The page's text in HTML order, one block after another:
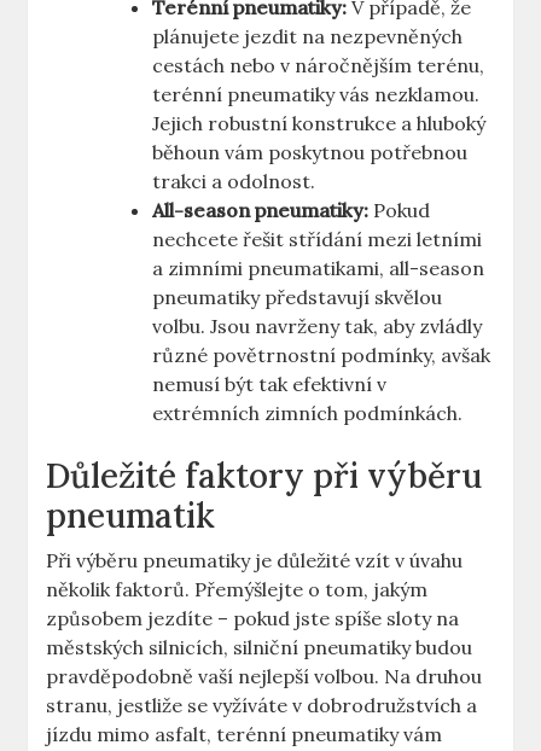
Terénní pneumatiky: V případě, že
plánujete jezdit na nezpevněných
cestách nebo v náročnějším terénu,
terénní pneumatiky vás nezklamou.
Jejich robustní konstrukce a hluboký
běhoun vám poskytnou potřebnou
trakci a odolnost.
All-season pneumatiky: Pokud
nechcete řešit střídání mezi letními
a zimními pneumatikami, all-season
pneumatiky představují skvělou
volbu. Jsou navrženy tak, aby zvládly
různé povětrnostní podmínky, avšak
nemusí být tak efektivní v
extrémních zimních podmínkách.
Důležité faktory při výběru
pneumatik
Při výběru pneumatiky je důležité vzít v úvahu
několik faktorů. Přemýšlejte o tom, jakým
způsobem jezdíte – pokud jste spíše sloty na
městských silnicích, silniční pneumatiky budou
pravděpodobně vaší nejlepší volbou. Na druhou
stranu, jestliže se vyžíváte v dobrodružstvích a
jízdu mimo asfalt, terénní pneumatiky vám